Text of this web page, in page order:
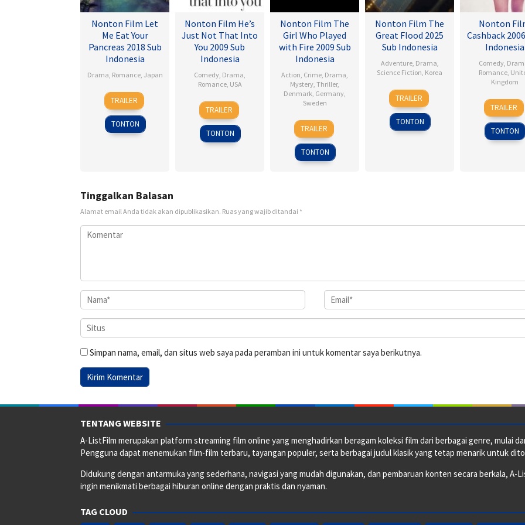
Nonton Film Let
Me Eat Your
Pancreas 2018 Sub
Indonesia
Drama Romance, Japan
28
Jul
2017
Sho
Tsukikawa
TRAILER
TONTON
Nonton Film He’s
Just Not That Into
You 2009 Sub
Indonesia
Comedy Drama
Romance, USA
6
Feb
2009
Ken
Kwapis
TRAILER
TONTON
Nonton Film The
Girl Who Played
with Fire 2009 Sub
Indonesia
Action Crime Drama
Mystery Thriller,
Denmark Germany
Sweden
18
Sep
2009
Daniel
Alfredson
TRAILER
TONTON
Nonton Film The
Great Flood 2025
Sub Indonesia
Adventure, Drama
Science Fiction Korea
18
Sep
2025
Kim
Byung-
woo
TRAILER
TONTON
Nonton
Cashback
Indonesia
Comedy
Romance,
Kingdom
17
Jan
2007
Sean
Ellis
TRAILER
TONTON
Tinggalkan Balasan
Alamat email Anda tidak akan dipublikasikan. Ruas yang wajib ditandai *
Simpan nama, email, dan situs web saya pada peramban ini untuk komentar saya berikutnya.
TENTANG WEBSITE
A-ListFilm merupakan platform streaming film online yang menghadirkan beragam koleksi film dari berbagai genre, mulai
Pengguna dapat menemukan film-film terbaru, tayangan populer, serta berbagai judul klasik yang tetap menarik untuk
Didukung dengan antarmuka yang sederhana, navigasi yang mudah digunakan, dan pembaruan konten secara berkala, A-
ingin menikmati berbagai hiburan online dengan praktis dan nyaman.
TAG CLOUD